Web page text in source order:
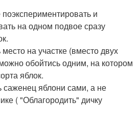
и
на одном подвое сразу
на участке (вместо двух
обойтись одним, на котором
яблок.
яблони сами, а не
( "Облагородить" дичку